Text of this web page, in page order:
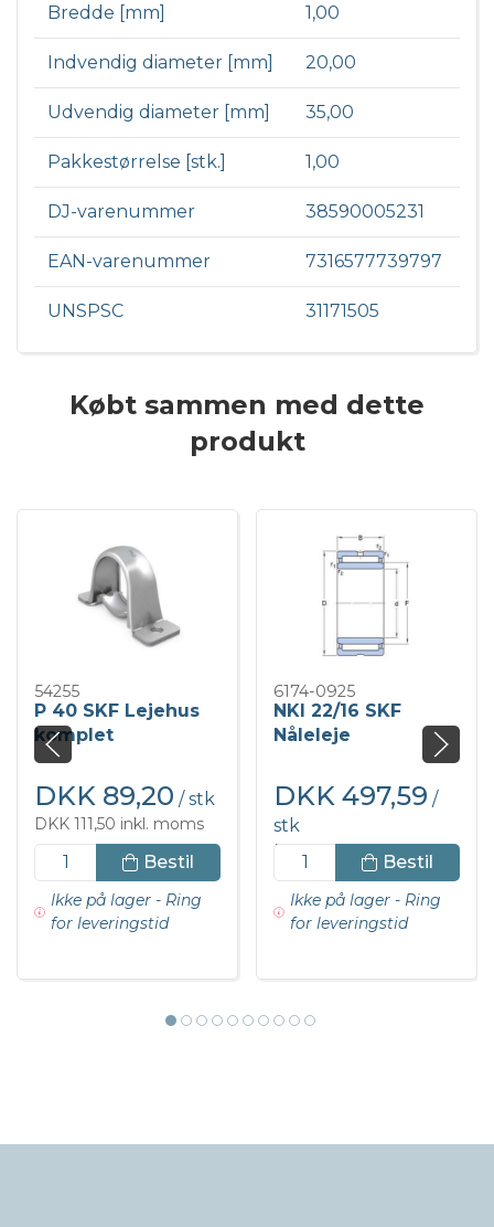
Bredde [mm] 1,00
Indvendig diameter [mm] 20,00
Udvendig diameter [mm] 35,00
Pakkestørrelse [stk.] 1,00
DJ-varenummer 38590005231
EAN-varenummer 7316577739797
UNSPSC 31171505
Købt sammen med dette
produkt
54255
P 40 SKF Lejehus
komplet
DKK 89,20 / stk
DKK 111,50 inkl. moms
Bestil
Ikke på lager - Ring
for leveringstid
6174-0925
NKI 22/16 SKF
Nåleleje
DKK 497,59 /
stk
DKK 621,98 inkl. moms
Bestil
Ikke på lager - Ring
for leveringstid